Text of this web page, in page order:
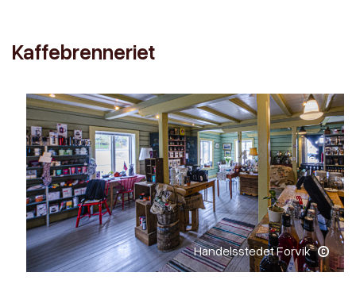
Kaffebrenneriet
Handelsstedet Forvik